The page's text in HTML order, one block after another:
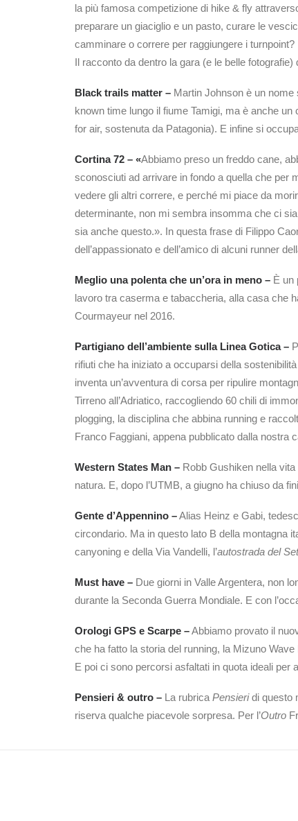
la più famosa competizione di hike & fly
preparare un giaciglio e un pasto, curare le
camminare o correre per raggiungere i turnpoint?
Il racconto da dentro la gara (e le belle
Black trails matter – Martin Johnson è un
known time lungo il fiume Tamigi, ma è anche
for air, sostenuta da Patagonia). E infine si
Cortina 72 – «Abbiamo preso un freddo cane,
sconosciuti ad arrivare in fondo a quella che per
vedere gli altri correre, e perché mi piace da
determinante, non mi sembra insomma che ci
sia anche questo.». In questa frase di Filippo
dell’appassionato e dell’amico di alcuni runner
Meglio una polenta che un’ora in meno – È un
lavoro tra caserma e tabaccheria, alla casa che
Courmayeur nel 2016.
Partigiano dell’ambiente sulla Linea Gotica –
rifiuti che ha iniziato a occuparsi della
inventa un’avventura di corsa per ripulire
Tirreno all’Adriatico, raccogliendo 60 chili di
plogging, la disciplina che abbina running e
Franco Faggiani, appena pubblicato dalla nostra
Western States Man – Robb Gushiken nella
natura. E, dopo l’UTMB, a giugno ha chiuso da
Gente d’Appennino –Alias Heinz e Gabi,
circondario. Ma in questo lato B della montagna
canyoning e della Via Vandelli, l’autostrada del
Must have – Due giorni in Valle Argentera, non
durante la Seconda Guerra Mondiale. E con
Orologi GPS e Scarpe –Abbiamo provato il
che ha fatto la storia del running, la Mizuno
E poi ci sono percorsi asfaltati in quota ideali per
Pensieri & outro – La rubrica Pensieridi questo
riserva qualche piacevole sorpresa. Per l’Outro